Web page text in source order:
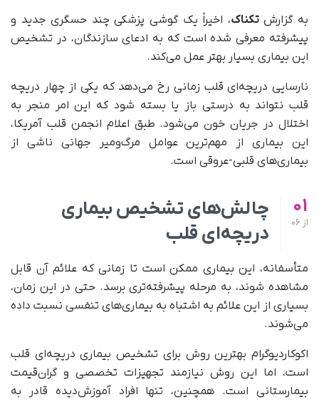
به گزارشتکناک، اخیراً یک گوشی پزشکی چند حسگری جدید و
پیشرفته معرفی شده است که به ادعای سازندگان، در تشخیص
این بیماری بسیار بهتر عمل می‌کند.
نارسایی دریچه‌ای قلب زمانی رخ می‌دهد که یکی از چهار دریچه
قلب نتواند به درستی باز یا بسته شود که این امر منجر به
اختلال در جریان خون می‌شود. طبق اعلام انجمن قلب آمریکا،
این بیماری از مهم‌ترین عوامل مرگ‌ومیر جهانی ناشی از
بیماری‌های قلبی-عروقی است.
01
از
چالش‌های تشخیص بیماری
دریچه‌ای قلب
متأسفانه، این بیماری ممکن است تا زمانی که علائم آن قابل
مشاهده شوند، به مرحله پیشرفته‌تری برسد. حتی در این زمان،
بسیاری از این علائم به اشتباه به بیماری‌های تنفسی نسبت داده
می‌شوند.
اکوکاردیوگرام بهترین روش برای تشخیص بیماری دریچه‌ای قلب
است، اما این روش نیازمند تجهیزات تخصصی و گران‌قیمت
بیمارستانی است. همچنین، تنها افراد آموزش‌دیده قادر به